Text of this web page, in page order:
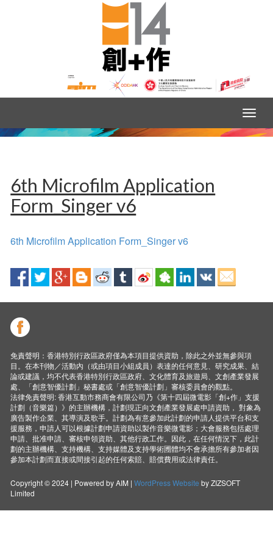
6th Microfilm Application
Form_Singer v6
6th Microfilm Application Form_Singer v6
免責聲明：香港特別行政區政府僅為本項目提供資助，除此之外並無參與項
目。在本刊物／活動內（或由項目小組成員）表達的任何意見、研究成果、結
論或建議，均不代表香港特別行政區政府、文化體育及旅遊局、文創產業發展
處、「創意智優計劃」秘書處或「創意智優計劃」審核委員會的觀點。
法律免責聲明: 香港互動市務商會有限公司乃《第十四屆微電影「創+作」支援
計劃（音樂篇）》的主辦機構，計劃現正向文創產業發展處申請資助， 對象為
廣告製作企業、其導演及歌手。計劃為有意參加此計劃的申請人提供平台和支
援服務，申請人可以根據計劃申請資助以製作音樂微電影；大會服務包括處理
申請、批准申請、審核申領資助、其他行政工作。因此，在任何情況下，此計
劃的主辦機構、支持機構、支持媒體及支持學術圑體均不會承擔所有參加者因
參加本計劃而直接或間接引起的任何索賠、賠償費用或法律責任。
Copyright © 2024 | Powered by AIM |WordPress Website by ZIZSOFT
Limited